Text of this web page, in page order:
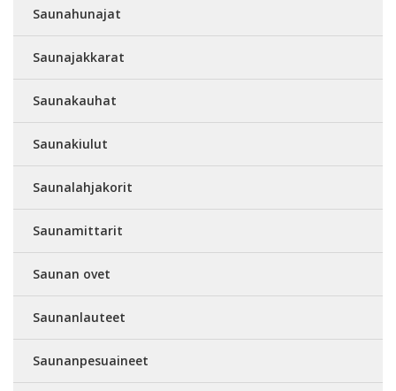
Saunahunajat
Saunajakkarat
Saunakauhat
Saunakiulut
Saunalahjakorit
Saunamittarit
Saunan ovet
Saunanlauteet
Saunanpesuaineet